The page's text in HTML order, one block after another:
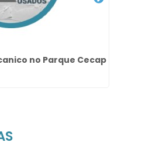
no Parque Cecap